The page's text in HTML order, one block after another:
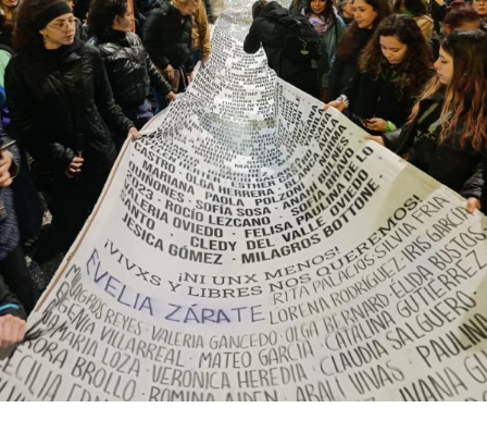
resisten otra avanzada sobre un territorio en disputa.
Por Francisco Pandolfi